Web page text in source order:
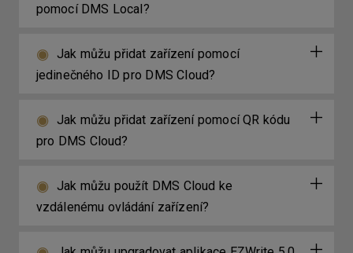
pomocí DMS Local?
Jak můžu přidat zařízení pomocí
jedinečného ID pro DMS Cloud?
Jak můžu přidat zařízení pomocí QR kódu
pro DMS Cloud?
Jak můžu použít DMS Cloud ke
vzdálenému ovládání zařízení?